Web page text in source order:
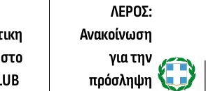
ΛΕΡΟΣ:
Ανακοίνωση
για την
πρόσληψη